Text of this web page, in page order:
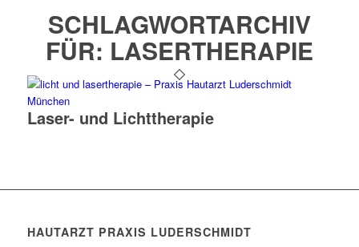
SCHLAGWORTARCHIV
FÜR: LASERTHERAPIE
Laser- und Licht­therapie
HAUTARZT PRAXIS LUDERSCHMIDT